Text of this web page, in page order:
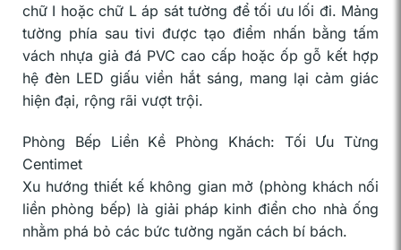
chữ I hoặc chữ L áp sát tường để tối ưu lối đi. Mảng
tường phía sau tivi được tạo điểm nhấn bằng tấm
vách nhựa giả đá PVC cao cấp hoặc ốp gỗ kết hợp
hệ đèn LED giấu viền hắt sáng, mang lại cảm giác
hiện đại, rộng rãi vượt trội.
Phòng Bếp Liền Kề Phòng Khách: Tối Ưu Từng
Centimet
Xu hướng thiết kế không gian mở (phòng khách nối
liền phòng bếp) là giải pháp kinh điển cho nhà ống
nhằm phá bỏ các bức tường ngăn cách bí bách.